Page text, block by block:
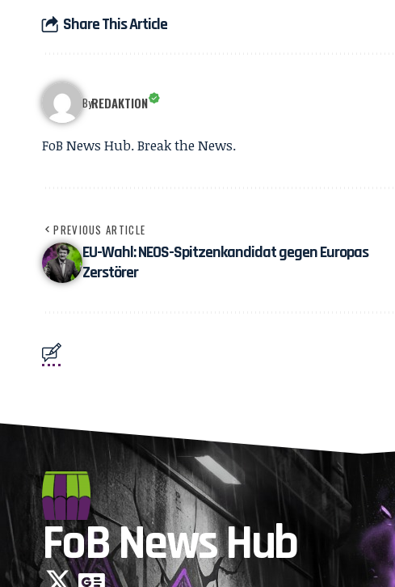
Share This Article
ByREDAKTION
FoB News Hub. Break the News.
PREVIOUS ARTICLE
EU-Wahl: NEOS-Spitzenkandidat gegen Europas
Zerstörer
FoB News Hub